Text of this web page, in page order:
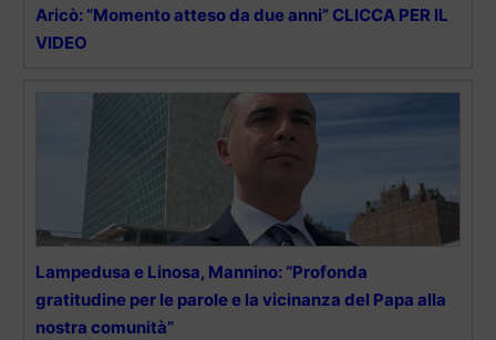
Aricò: “Momento atteso da due anni” CLICCA PER IL
VIDEO
Lampedusa e Linosa, Mannino: “Profonda
gratitudine per le parole e la vicinanza del Papa alla
nostra comunità”